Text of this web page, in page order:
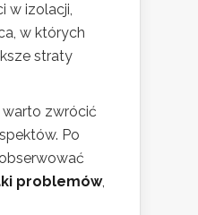
w izolacji,
w których
straty
zwrócić
Po
problemów,